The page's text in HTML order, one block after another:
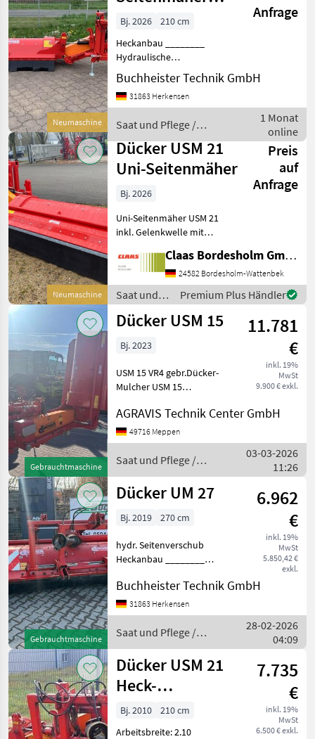
Neumaschine
USM 21
Anfrage
Bj. 2026
210 cm
Heckanbau ________
Hydraulische
Seitenverstellung 60 cm
freischwingende Schlegel
inkl. schwere Schlegelböcke
Verschleißkunststoff
(wechselbar) in Mäherh
Buchheister Technik GmbH
31863 Herkensen
Saat und Pflege /
Dücker
1 Monat
online
Neumaschine
Dücker USM 21
Uni-Seitenmäher
Preis
auf
Anfrage
Bj. 2026
Uni-Seitenmäher USM 21
inkl. Gelenkwelle mit
Dreipunkt Kat. II + III,
Arbeitsbreite 2, 10 m,
rechtsarbeitend,
Zapfwellendrehzahl 1000
U/min. in
Claas Bordesholm GmbH
24582 Bordesholm-Wattenbek
Saat und
Pflege /
Dücker
Premium Plus Händler
Gebrauchtmaschine
Dücker USM 15
11.781
€
inkl. 19%
MwSt
9.900 € exkl.
Bj. 2023
USM 15 VR4 gebr.Dücker-
Mulcher USM 15
hydr. Klappung
Gelenkwelle m Freilauf
hydr.Seitenverschiebung
0.60m Freischwingende
AGRAVIS Technik Center GmbH
49716 Meppen
Saat und Pflege /
Dücker
03-03-2026
11:26
Gebrauchtmaschine
Dücker UM 27
6.962
€
inkl. 19%
MwSt
5.850,42 €
exkl.
Bj. 2019 270 cm
hydr. Seitenverschub
Heckanbau ________
Schlegelwellenrotor
Freischwingende Schlegel.
Neu Verschleiß
Schutzeinlage. Neu
Buchheister Technik GmbH
31863 Herkensen
Saat und Pflege /
Dücker
28-02-2026
04:09
Dücker USM 21
Heck-
Seitenmulcher
7.735
€
inkl. 19%
MwSt
6.500 € exkl.
Bj. 2010
210 cm
Arbeitsbreite: 2.10